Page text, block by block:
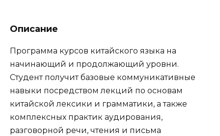
Описание
Программа курсов китайского языка на
начинающий и продолжающий уровни.
Студент получит базовые коммуникативные
навыки посредством лекций по основам
китайской лексики и грамматики, а также
комплексных практик аудирования,
разговорной речи, чтения и письма